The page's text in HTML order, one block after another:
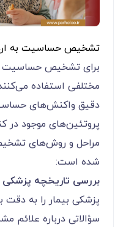
تشخیص حساسیت به
برای تشخیص حساسیت
مختلفی استفاده
دقیق واکنش‌های
پروتئین‌های موجود در
مراحل و روش‌های
شده است:
بررسی تاریخچه پزشکی
پزشکی بیمار را به
سؤالاتی درباره علائم